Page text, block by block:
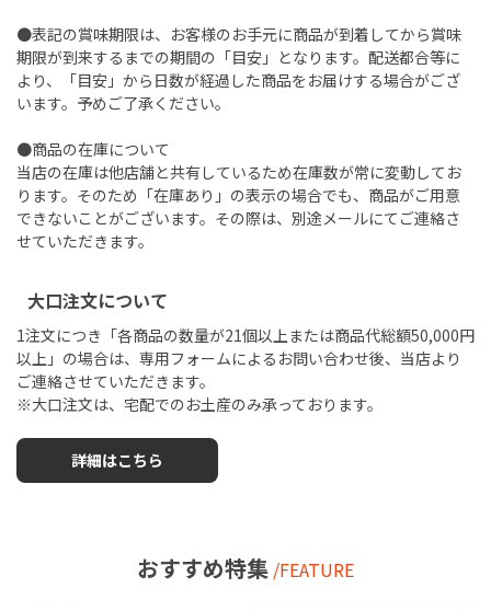
●表記の賞味期限は、お客様のお手元に商品が到着してから賞味
期限が到来するまでの期間の「目安」となります。配送都合等に
より、「目安」から日数が経過した商品をお届けする場合がござ
います。予めご了承ください。
●商品の在庫について
当店の在庫は他店舗と共有しているため在庫数が常に変動してお
ります。そのため「在庫あり」の表示の場合でも、商品がご用意
できないことがございます。その際は、別途メールにてご連絡さ
せていただきます。
大口注文について
1注文につき「各商品の数量が21個以上または商品代総額50,000円
以上」の場合は、専用フォームによるお問い合わせ後、当店より
ご連絡させていただきます。
※大口注文は、宅配でのお土産のみ承っております。
詳細はこちら
おすすめ特集 /FEATURE